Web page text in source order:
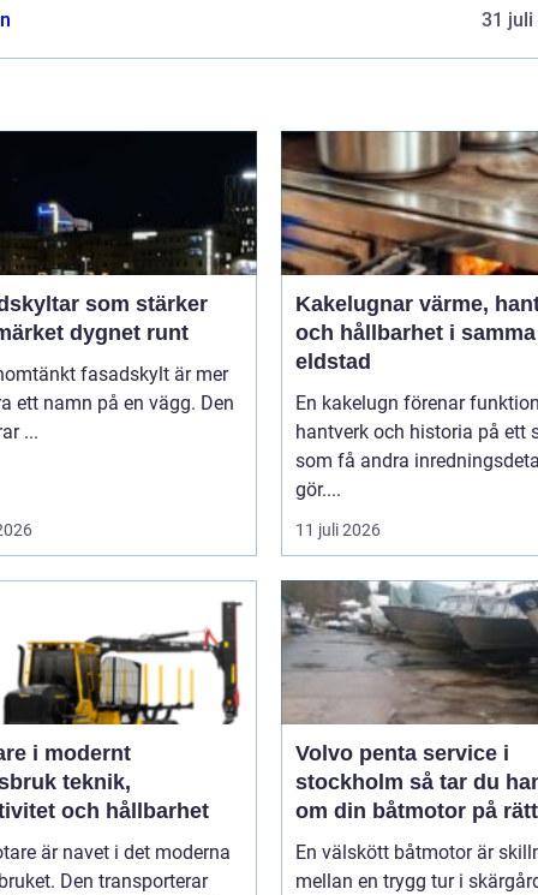
31 juli
som stärker
dygnet runt
fasadskylt är mer
ett namn på en vägg. Den
...
Kakelugnar värme, hantverk
och hållbarhet i samma
eldstad
En kakelugn förenar
hantverk och historia på ett
som få andra
gör....
11 juli 2026
i modernt
teknik,
och hållbarhet
är navet i det moderna
Den transporterar
Volvo penta service i
stockholm så tar du hand
om din båtmotor på
En välskött båtmotor är
mellan en trygg tur i